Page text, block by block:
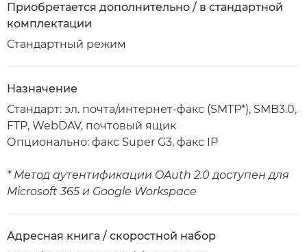
Приобретается дополнительно / в стандартной
комплектации
Стандартный режим
Назначение
Стандарт: эл. почта/интернет-факс (SMTP*), SMB3.0,
FTP, WebDAV, почтовый ящик
Опционально: факс Super G3, факс IP
* Метод аутентификации OAuth 2.0 доступен для
Microsoft 365 и Google Workspace
Адресная книга / скоростной набор